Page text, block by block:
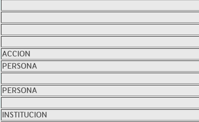
ACCION
PERSONA
PERSONA
INSTITUCION